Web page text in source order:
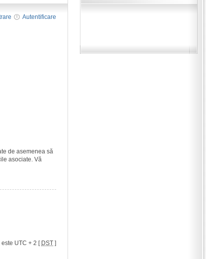
Autentificare
de asemenea să
asociate. Vă
este UTC + 2 [ DST ]